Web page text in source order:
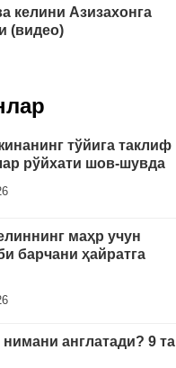
келини Азизахонга
(видео)
тўйига таклиф
рўйхати шов-шувда
маҳр учун
барчани ҳайратга
англатади? 9 та